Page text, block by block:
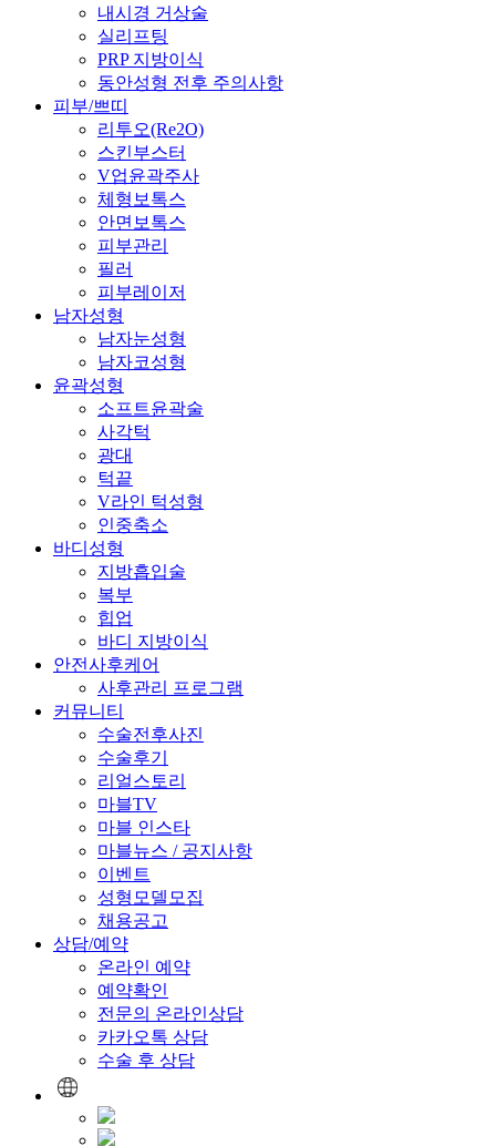
내시경 거상술
실리프팅
PRP 지방이식
동안성형 전후 주의사항
피부/쁘띠
리투오(Re2O)
스킨부스터
V업윤곽주사
체형보톡스
안면보톡스
피부관리
필러
피부레이저
남자성형
남자눈성형
남자코성형
윤곽성형
소프트윤곽술
사각턱
광대
턱끝
V라인 턱성형
인중축소
바디성형
지방흡입술
복부
힙업
바디 지방이식
안전사후케어
사후관리 프로그램
커뮤니티
수술전후사진
수술후기
리얼스토리
마블TV
마블 인스타
마블뉴스 / 공지사항
이벤트
성형모델모집
채용공고
상담/예약
온라인 예약
예약확인
전문의 온라인상담
카카오톡 상담
수술 후 상담